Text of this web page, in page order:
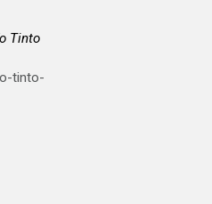
Tinto
tinto-